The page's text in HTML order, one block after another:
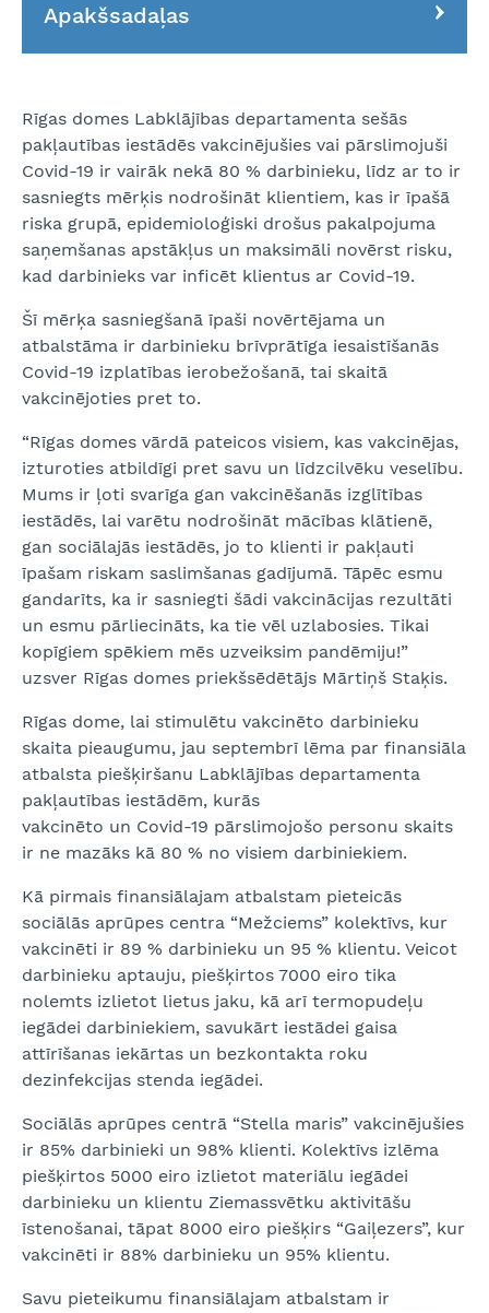
Apakšsadaļas
Rīgas domes Labklājības departamenta sešās
pakļautības iestādēs vakcinējušies vai pārslimojuši
Covid-19 ir vairāk nekā 80 % darbinieku, līdz ar to ir
sasniegts mērķis nodrošināt klientiem, kas ir īpašā
riska grupā, epidemioloģiski drošus pakalpojuma
saņemšanas apstākļus un maksimāli novērst risku,
kad darbinieks var inficēt klientus ar Covid-19.
Šī mērķa sasniegšanā īpaši novērtējama un
atbalstāma ir darbinieku brīvprātīga iesaistīšanās
Covid-19 izplatības ierobežošanā, tai skaitā
vakcinējoties pret to.
“Rīgas domes vārdā pateicos visiem, kas vakcinējas,
izturoties atbildīgi pret savu un līdzcilvēku veselību.
Mums ir ļoti svarīga gan vakcinēšanās izglītības
iestādēs, lai varētu nodrošināt mācības klātienē,
gan sociālajās iestādēs, jo to klienti ir pakļauti
īpašam riskam saslimšanas gadījumā. Tāpēc esmu
gandarīts, ka ir sasniegti šādi vakcinācijas rezultāti
un esmu pārliecināts, ka tie vēl uzlabosies. Tikai
kopīgiem spēkiem mēs uzveiksim pandēmiju!”
uzsver Rīgas domes priekšsēdētājs Mārtiņš Staķis.
Rīgas dome, lai stimulētu vakcinēto darbinieku
skaita pieaugumu, jau septembrī lēma par finansiāla
atbalsta piešķiršanu Labklājības departamenta
pakļautības iestādēm, kurās
vakcinēto un Covid-19 pārslimojošo personu skaits
ir ne mazāks kā 80 % no visiem darbiniekiem.
Kā pirmais finansiālajam atbalstam pieteicās
sociālās aprūpes centra “Mežciems” kolektīvs, kur
vakcinēti ir 89 % darbinieku un 95 % klientu. Veicot
darbinieku aptauju, piešķirtos 7000 eiro tika
nolemts izlietot lietus jaku, kā arī termopudeļu
iegādei darbiniekiem, savukārt iestādei gaisa
attīrīšanas iekārtas un bezkontakta roku
dezinfekcijas stenda iegādei.
Sociālās aprūpes centrā “Stella maris” vakcinējušies
ir 85% darbinieki un 98% klienti. Kolektīvs izlēma
piešķirtos 5000 eiro izlietot materiālu iegādei
darbinieku un klientu Ziemassvētku aktivitāšu
īstenošanai, tāpat 8000 eiro piešķirs “Gaiļezers”, kur
vakcinēti ir 88% darbinieku un 95% klientu.
Savu pieteikumu finansiālajam atbalstam ir